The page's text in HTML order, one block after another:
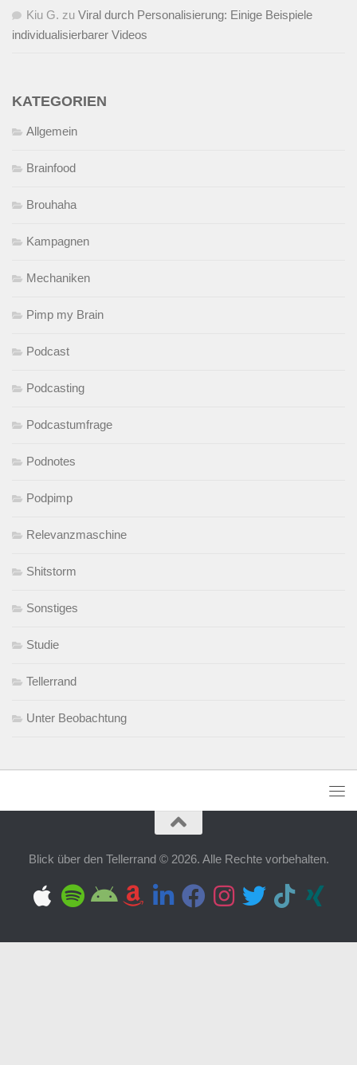
Kiu G. zu Viral durch Personalisierung: Einige Beispiele
individualisierbarer Videos
KATEGORIEN
Allgemein
Brainfood
Brouhaha
Kampagnen
Mechaniken
Pimp my Brain
Podcast
Podcasting
Podcastumfrage
Podnotes
Podpimp
Relevanzmaschine
Shitstorm
Sonstiges
Studie
Tellerrand
Unter Beobachtung
Blick über den Tellerrand © 2026. Alle Rechte vorbehalten.